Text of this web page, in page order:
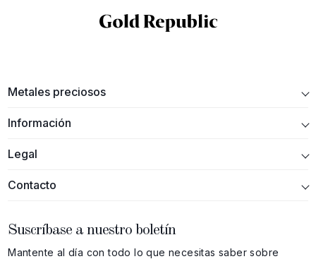
Metales preciosos
Información
Legal
Contacto
Suscríbase a nuestro boletín
Mantente al día con todo lo que necesitas saber sobre